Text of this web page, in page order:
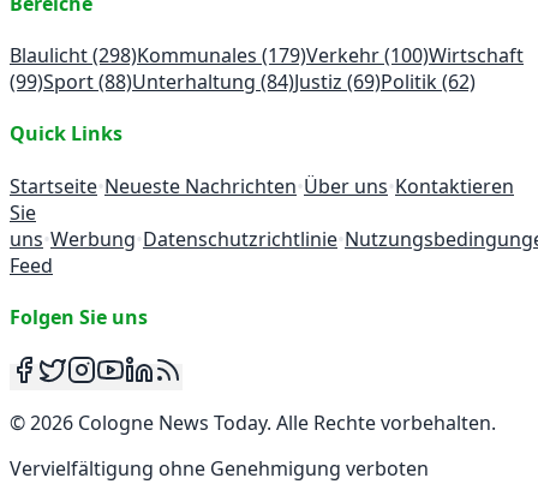
Blaulicht(298)Kommunales (179)Verkehr(100)Wirtschaft
(99)Sport(88)Unterhaltung (84)Justiz (69)Politik(62)
Quick Links
Startseite•Neueste Nachrichten•Über uns•Kontaktieren
Sie
uns•Werbung•Datenschutzrichtlinie•
Feed
Folgen Sie uns
©2026 Cologne News Today. Alle Rechte vorbehalten.
Vervielfältigung ohne Genehmigung verboten